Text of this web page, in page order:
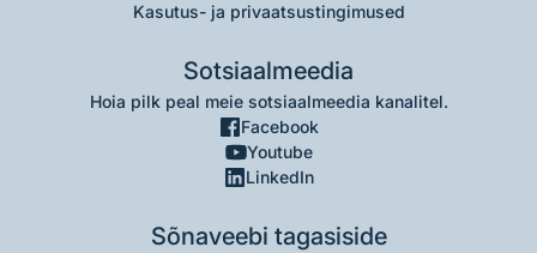
Kasutus- ja privaatsustingimused
Sotsiaalmeedia
Hoia pilk peal meie sotsiaalmeedia kanalitel.
Facebook
Youtube
LinkedIn
Sõnaveebi tagasiside